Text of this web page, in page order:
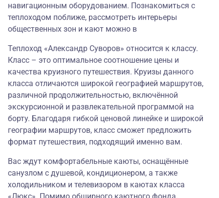
навигационным оборудованием. Познакомиться с
теплоходом поближе, рассмотреть интерьеры
общественных зон и кают можно в
Теплоход «Александр Суворов» относится к классу.
Класс – это оптимальное соотношение цены и
качества круизного путешествия. Круизы данного
класса отличаются широкой географией маршрутов,
различной продолжительностью, включённой
экскурсионной и развлекательной программой на
борту. Благодаря гибкой ценовой линейке и широкой
географии маршрутов, класс сможет предложить
формат путешествия, подходящий именно вам.
Вас ждут комфортабельные каюты, оснащённые
санузлом с душевой, кондиционером, а также
холодильником и телевизором в каютах класса
«Люкс». Помимо обширного каютного фонда,